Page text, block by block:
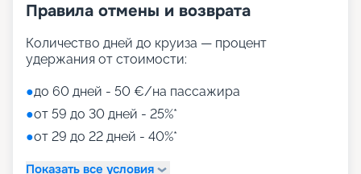
Правила отмены и возврата
Количество дней до круиза — процент
удержания от стоимости:
●до 60 дней - 50 €/на пассажира
●от 59 до 30 дней - 25%*
●от 29 до 22 дней - 40%*
Показать все условия